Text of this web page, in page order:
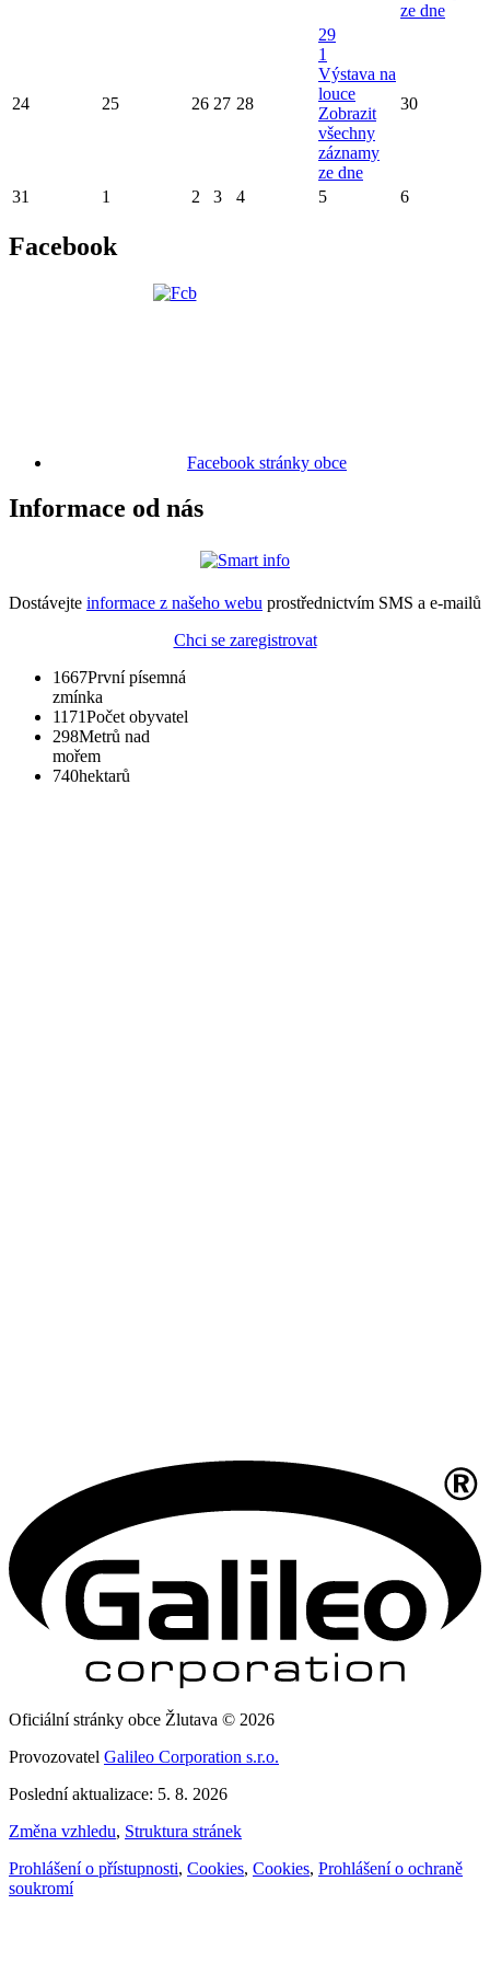
ze dne
24 25 26 27 28
29
1
Výstava na
louce
Zobrazit
všechny
záznamy
ze dne
30
31 1 2 3 4 5 6
Facebook
Facebook stránky obce
Informace od nás
Dostávejte informace z našeho webu prostřednictvím SMS a e-mailů
Chci se zaregistrovat
1667První písemná
zmínka
1171Počet obyvatel
298Metrů nad
mořem
740hektarů
Oficiální stránky obce Žlutava © 2026
Provozovatel Galileo Corporation s.r.o.
Poslední aktualizace: 5. 8. 2026
Změna vzhledu, Struktura stránek
Prohlášení o přístupnosti, Cookies, Cookies, Prohlášení o ochraně
soukromí